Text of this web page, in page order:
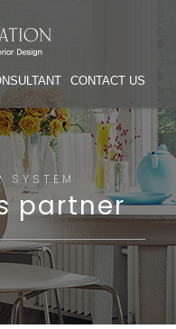
CONTACT US
SYSTEM
partner